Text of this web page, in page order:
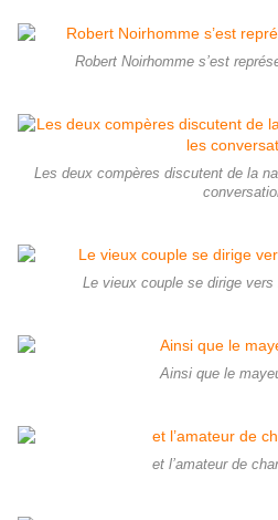
Robert Noirhomme s’est
Les deux compères discutent de la
Le vieux couple se dirige vers
Ainsi que le
et l’amateur de